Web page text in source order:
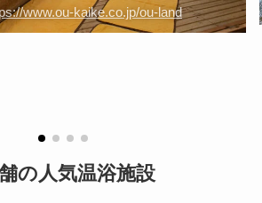
www.ou-kaike.co.jp/ou-land
の人気温浴施設